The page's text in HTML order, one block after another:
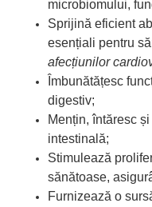
microbiomului,
Sprijină eficient
esențiali pentru
afecțiunilor
Îmbunătățesc
digestiv;
Mențin, întăresc
intestinală;
Stimulează
sănătoase,
Furnizează o